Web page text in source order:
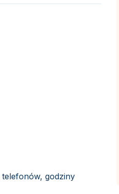
telefonów, godziny